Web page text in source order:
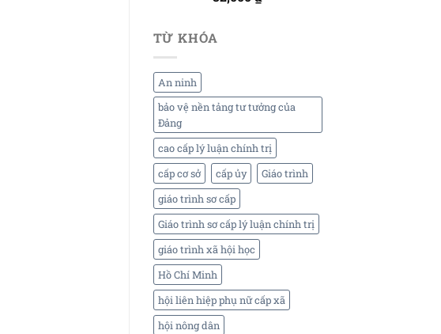
TỪ KHÓA
An ninh
bảo vệ nền tảng tư tưởng của
Đảng
cao cấp lý luận chính trị
cấp cơ sở
cấp ủy
Giáo trình
giáo trình sơ cấp
Giáo trình sơ cấp lý luận chính trị
giáo trình xã hội học
Hồ Chí Minh
hội liên hiệp phụ nữ cấp xã
hội nông dân